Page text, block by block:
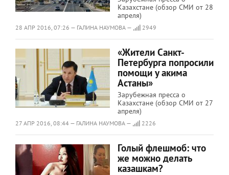
Казахстане (обзор СМИ от 28
апреля)
28 АПР 2016, 07:26 — ГАЛИНА НАУМОВА — 2949
«Жители Санкт-
Петербурга попросили
помощи у акима
Астаны»
Зарубежная пресса о
Казахстане (обзор СМИ от 27
апреля)
27 АПР 2016, 08:44 — ГАЛИНА НАУМОВА — 2226
Голый флешмоб: что
же можно делать
казашкам?